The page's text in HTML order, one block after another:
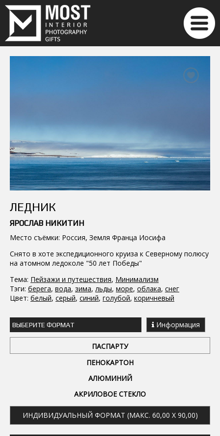
ЛЕДНИК
ЯРОСЛАВ НИКИТИН
Место съёмки: Россия, Земля Франца Иосифа
Снято в хоте экспедиционного круиза к Северному полюсу
на атомном ледоколе "50 лет Победы"
Тема: Пейзажи и путешествия, Минимализм
Тэги: берега, вода, зима, льды, море, облака, снег
Цвет: белый, серый, синий, голубой, коричневый
ВЫБЕРИТЕ ФОРМАТ Информация
ПАСПАРТУ
ПЕНОКАРТОН
АЛЮМИНИЙ
АКРИЛОВОЕ СТЕКЛО
ИНДИВИДУАЛЬНЫЙ ФОРМАТ (МАКС. 60,00 X 90,00)